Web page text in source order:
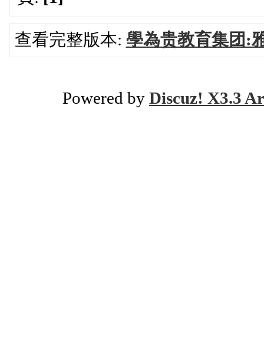
查看完整版本: 學為贵教育集团:
Powered by Discuz! X3.3